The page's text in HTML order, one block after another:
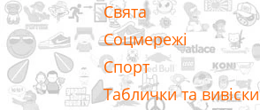
Свята
Соцмережі
Спорт
Таблички та вивіски